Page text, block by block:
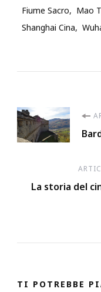
Fiume Sacro
Mao
Shanghai Cina
articoli
La storia del
TI POTREBBE